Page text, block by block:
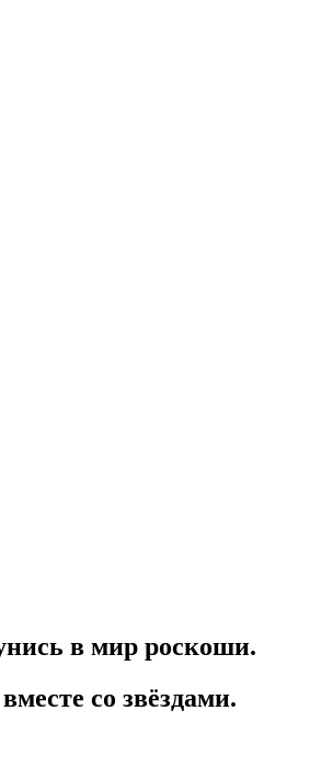
в мир роскоши.
со звёздами.